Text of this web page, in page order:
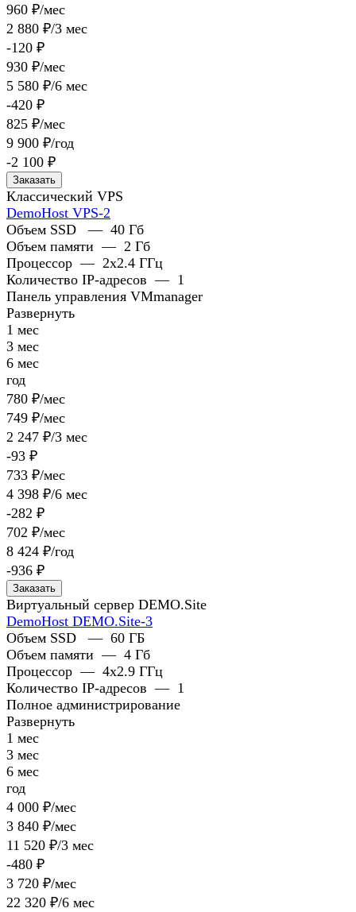
960 ₽/мес
2 880 ₽/3 мес
-120 ₽
930 ₽/мес
5 580 ₽/6 мес
-420 ₽
825 ₽/мес
9 900 ₽/год
-2 100 ₽
Заказать
Классический VPS
DemoHost VPS-2
Объем SSD
— 40 Гб
Объем памяти — 2 Гб
Процессор — 2x2.4 ГГц
Количество IP-адресов — 1
Панель управления VMmanager
Развернуть
1 мес
3 мес
6 мес
год
780 ₽/мес
749 ₽/мес
2 247 ₽/3 мес
-93 ₽
733 ₽/мес
4 398 ₽/6 мес
-282 ₽
702 ₽/мес
8 424 ₽/год
-936 ₽
Заказать
Виртуальный сервер DEMO.Site
DemoHost DEMO.Site-3
Объем SSD
— 60 ГБ
Объем памяти — 4 Гб
Процессор — 4x2.9 ГГц
Количество IP-адресов — 1
Полное администрирование
Развернуть
1 мес
3 мес
6 мес
год
4 000 ₽/мес
3 840 ₽/мес
11 520 ₽/3 мес
-480 ₽
3 720 ₽/мес
22 320 ₽/6 мес